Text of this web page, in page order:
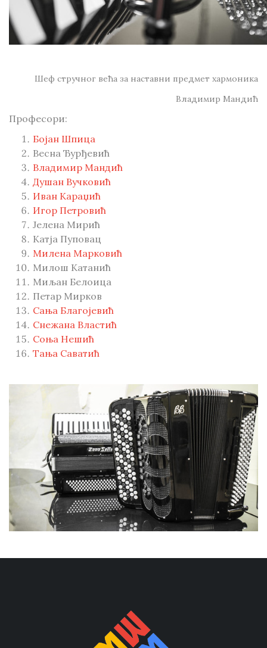
Шеф стручног већа за наставни предмет хармоника
Владимир Мандић
Професори:
Бојан Шпица
Весна Ђурђевић
Владимир Мандић
Душан Вучковић
Иван Караџић
Игор Петровић
Јелена Мирић
Катја Пуповац
Милена Марковић
Милош Катанић
Миљан Белоица
Петар Мирков
Сања Благојевић
Снежана Властић
Соња Нешић
Тања Саватић